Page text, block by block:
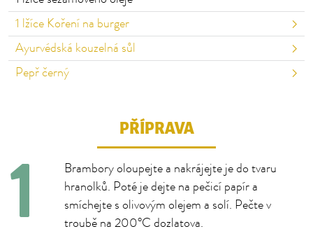
1 lžíce Koření na burger
Ayurvédská kouzelná sůl
Pepř černý
PŘÍPRAVA
Brambory oloupejte a nakrájejte je do tvaru
hranolků. Poté je dejte na pečicí papír a
smíchejte s olivovým olejem a solí. Pečte v
troubě na 200°C dozlatova.